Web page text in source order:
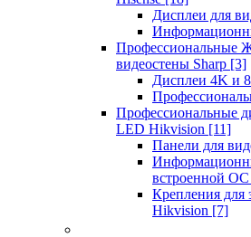
Дисплеи для
Профессиональные
видеостены Sharp [3]
Дисплеи 4K и
Профессиональные
LED Hikvision [11]
Панели для
встроенной
Крепления для
Hikvision [7]